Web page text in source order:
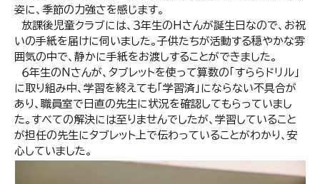
姿に、季節の力強さを感じます。
放課後児童クラブには、３年生のHさんが誕生日なので、お祝
いの手紙を届けに伺いました。子供たちが活動する穏やかな雰
囲気の中で、静かに手紙をお渡しすることができました。
６年生のNさんが、タブレットを使って算数の「すららドリル」
に取り組み中、学習を終えても「学習済」にならない不具合が
あり、職員室で日直の先生に状況を確認してもらっていまし
た。すべての解決には至りませんでしたが、学習していること
が担任の先生にタブレット上で伝わっていることがわかり、安
心していました。